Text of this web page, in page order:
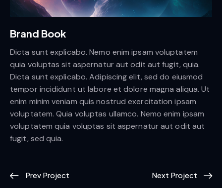
Brand Book
Dicta sunt explicabo. Nemo enim ipsam voluptatem
quia voluptas sit aspernatur aut odit aut fugit, quia.
Dicta sunt explicabo. Adipiscing elit, sed do eiusmod
tempor incididunt ut labore et dolore magna aliqua. Ut
enim minim veniam quis nostrud exercitation ipsam
voluptatem. Quia voluptas ullamco. Nemo enim ipsam
voluptatem quia voluptas sit aspernatur aut odit aut
fugit, sed quia.
Prev Project Next Project